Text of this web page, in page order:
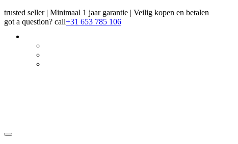
trusted seller | Minimaal 1 jaar garantie | Veilig kopen en betalen
got a question? call+31 653 785 106